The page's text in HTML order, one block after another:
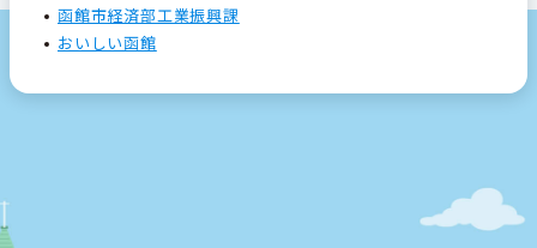
函館市経済部工業振興課
おいしい函館